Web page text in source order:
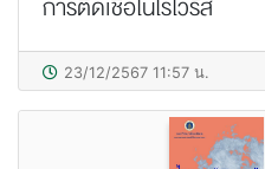
23/12/2567 11:57 น.